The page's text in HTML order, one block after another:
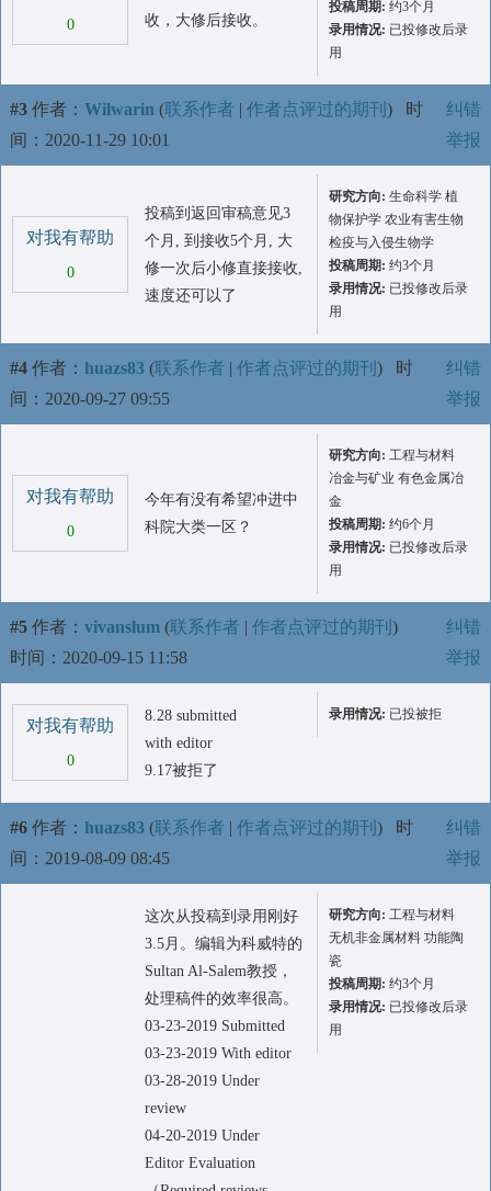
0
收，大修后接收。
投稿周期: 约3个月
录用情况: 已投修改后录
用
#3 作者： Wilwarin (联系作者 | 作者点评过的期刊 ) 时
间：2020-11-29 10:01
纠错
举报
对我有帮助
0
投稿到返回审稿意见3
个月, 到接收5个月, 大
修一次后小修直接接收,
速度还可以了
研究方向: 生命科学 植
物保护学 农业有害生物
检疫与入侵生物学
投稿周期: 约3个月
录用情况: 已投修改后录
用
#4 作者： huazs83 (联系作者 | 作者点评过的期刊 ) 时
间：2020-09-27 09:55
纠错
举报
对我有帮助
0
今年有没有希望冲进中
科院大类一区？
研究方向: 工程与材料
冶金与矿业 有色金属冶
金
投稿周期: 约6个月
录用情况: 已投修改后录
用
#5 作者： vivanslum (联系作者 | 作者点评过的期刊 )
时间：2020-09-15 11:58
纠错
举报
对我有帮助
0
8.28 submitted
with editor
9.17被拒了
录用情况: 已投被拒
#6 作者： huazs83 (联系作者 | 作者点评过的期刊 ) 时
间：2019-08-09 08:45
纠错
举报
这次从投稿到录用刚好
3.5月。编辑为科威特的
Sultan Al-Salem教授，
处理稿件的效率很高。
03-23-2019 Submitted
03-23-2019 With editor
03-28-2019 Under
review
04-20-2019 Under
Editor Evaluation
研究方向: 工程与材料
无机非金属材料 功能陶
瓷
投稿周期: 约3个月
录用情况: 已投修改后录
用